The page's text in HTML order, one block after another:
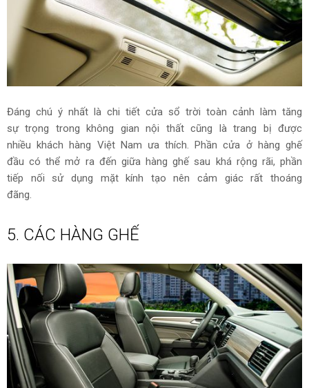
Đáng chú ý nhất là chi tiết cửa sổ trời toàn cảnh làm tăng
sự trọng trong không gian nội thất cũng là trang bị được
nhiều khách hàng Việt Nam ưa thích. Phần cửa ở hàng ghế
đầu có thể mở ra đến giữa hàng ghế sau khá rộng rãi, phần
tiếp nối sử dụng mặt kính tạo nên cảm giác rất thoáng
đãng.
5. CÁC HÀNG GHẾ